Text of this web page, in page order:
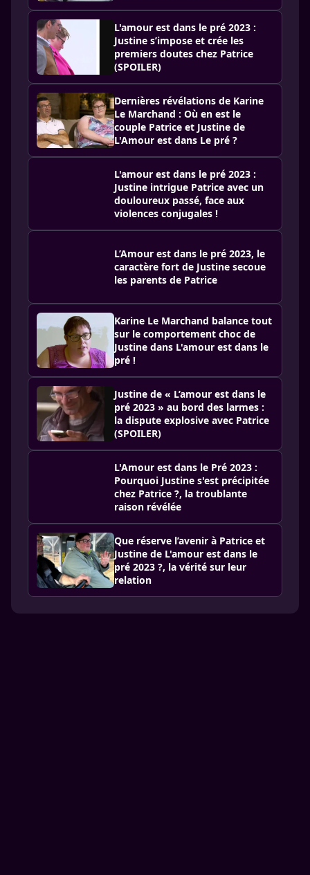
L'amour est dans le pré 2023 :
Justine s’impose et crée les
premiers doutes chez Patrice
(SPOILER)
Dernières révélations de Karine
Le Marchand : Où en est le
couple Patrice et Justine de
L'Amour est dans Le pré ?
L'amour est dans le pré 2023 :
Justine intrigue Patrice avec un
douloureux passé, face aux
violences conjugales !
L’Amour est dans le pré 2023, le
caractère fort de Justine secoue
les parents de Patrice
Karine Le Marchand balance tout
sur le comportement choc de
Justine dans L'amour est dans le
pré !
Justine de « L’amour est dans le
pré 2023 » au bord des larmes :
la dispute explosive avec Patrice
(SPOILER)
L'Amour est dans le Pré 2023 :
Pourquoi Justine s'est précipitée
chez Patrice ?, la troublante
raison révélée
Que réserve l’avenir à Patrice et
Justine de L'amour est dans le
pré 2023 ?, la vérité sur leur
relation